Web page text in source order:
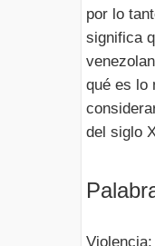
por lo
significa
qué es lo
del siglo